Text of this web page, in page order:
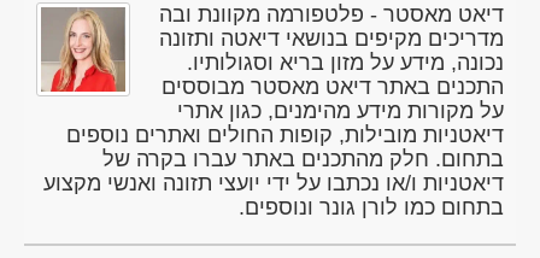
דיאט מאסטר - פלטפורמה מקוונת ובה
מדריכים מקיפים בנושאי דיאטה ותזונה
נכונה, מידע על מזון בריא וסגולותיו.
התכנים באתר דיאט מאסטר מבוססים
על מקורות מידע מהימנים, כגון אתרי
דיאטניות מובילות, קופות החולים ואתרים נוספים
בתחום. חלק מהתכנים באתר עברו בקרה של
דיאטניות ו/או נכתבו על ידי יועצי תזונה ואנשי מקצוע
בתחום כמו לורן גונר ונוספים.